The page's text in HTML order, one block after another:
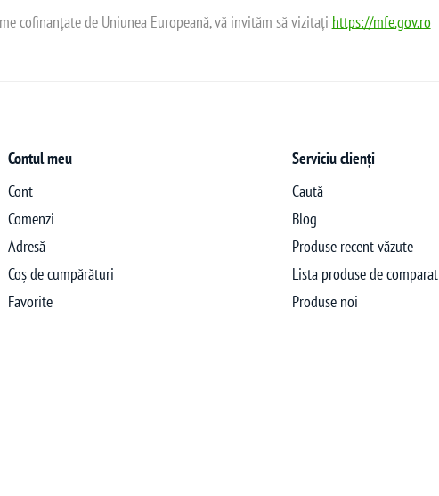
cofinanțate de Uniunea Europeană, vă invităm să vizitați https://mfe.gov.ro
Contul meu
Cont
Comenzi
Adresă
Coș de cumpărături
Favorite
Serviciu clienți
Caută
Blog
Produse recent văzute
Lista produse de comparat
Produse noi